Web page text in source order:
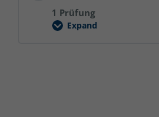
1 Prüfung
Expand
Unterweisungsinhalt